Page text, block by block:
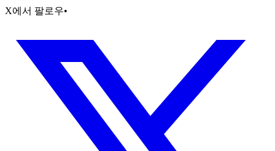
X에서 팔로우•